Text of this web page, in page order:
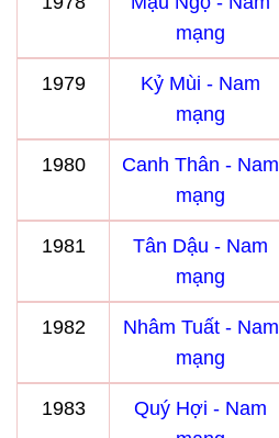
mạng
1979
Kỷ Mùi - Nam
mạng
1980
Canh Thân - Nam
mạng
1981
Tân Dậu - Nam
mạng
1982
Nhâm Tuất - Nam
mạng
1983
Quý Hợi - Nam